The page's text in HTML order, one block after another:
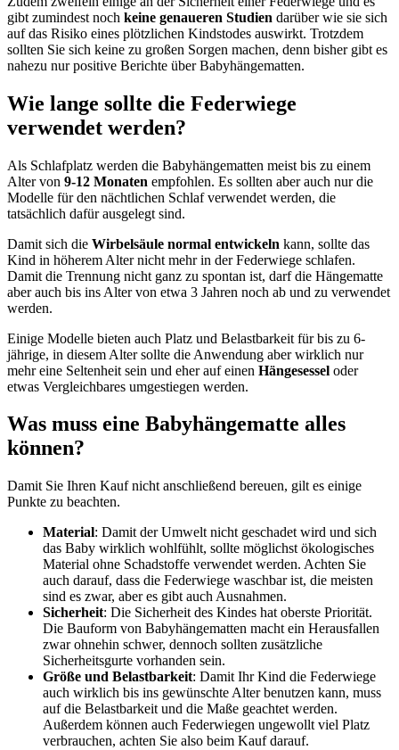
gibt zumindest noch keine genaueren Studien darüber wie sie sich
auf das Risiko eines plötzlichen Kindstodes auswirkt. Trotzdem
sollten Sie sich keine zu großen Sorgen machen, denn bisher gibt es
nahezu nur positive Berichte über Babyhängematten.
Wie lange sollte die Federwiege
verwendet werden?
Als Schlafplatz werden die Babyhängematten meist bis zu einem
Alter von 9-12 Monaten empfohlen. Es sollten aber auch nur die
Modelle für den nächtlichen Schlaf verwendet werden, die
tatsächlich dafür ausgelegt sind.
Damit sich die Wirbelsäule normal entwickeln kann, sollte das
Kind in höherem Alter nicht mehr in der Federwiege schlafen.
Damit die Trennung nicht ganz zu spontan ist, darf die Hängematte
aber auch bis ins Alter von etwa 3 Jahren noch ab und zu verwendet
werden.
Einige Modelle bieten auch Platz und Belastbarkeit für bis zu 6-
jährige, in diesem Alter sollte die Anwendung aber wirklich nur
mehr eine Seltenheit sein und eher auf einen Hängesessel oder
etwas Vergleichbares umgestiegen werden.
Was muss eine Babyhängematte alles
können?
Damit Sie Ihren Kauf nicht anschließend bereuen, gilt es einige
Punkte zu beachten.
Material: Damit der Umwelt nicht geschadet wird und sich
das Baby wirklich wohlfühlt, sollte möglichst ökologisches
Material ohne Schadstoffe verwendet werden. Achten Sie
auch darauf, dass die Federwiege waschbar ist, die meisten
sind es zwar, aber es gibt auch Ausnahmen.
Sicherheit: Die Sicherheit des Kindes hat oberste Priorität.
Die Bauform von Babyhängematten macht ein Herausfallen
zwar ohnehin schwer, dennoch sollten zusätzliche
Sicherheitsgurte vorhanden sein.
Größe und Belastbarkeit: Damit Ihr Kind die Federwiege
auch wirklich bis ins gewünschte Alter benutzen kann, muss
auf die Belastbarkeit und die Maße geachtet werden.
Außerdem können auch Federwiegen ungewollt viel Platz
verbrauchen, achten Sie also beim Kauf darauf.